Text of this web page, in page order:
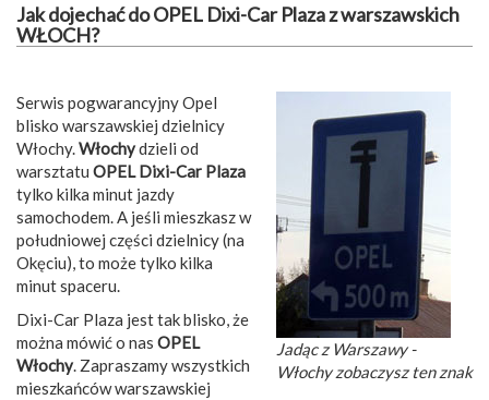
Jak dojechać do OPEL Dixi-Car Plaza z warszawskich
WŁOCH?
Jadąc z Warszawy -
Włochy zobaczysz ten znak
Serwis pogwarancyjny Opel
blisko warszawskiej dzielnicy
Włochy.Włochydzieli od
warsztatu OPEL Dixi-Car Plaza
tylko kilka minut jazdy
samochodem. A jeśli mieszkasz w
południowej części dzielnicy (na
Okęciu), to może tylko kilka
minut spaceru.
Dixi-Car Plaza jest tak blisko, że
można mówić o nas OPEL
Włochy. Zapraszamy wszystkich
mieszkańców warszawskiej